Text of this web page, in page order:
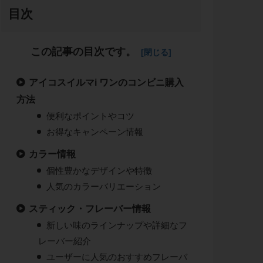
目次
この記事の目次です。
アイコスイルマi ワンのコンビニ購入
方法
便利なポイントやコツ
お得なキャンペーン情報
カラー情報
個性豊かなデザインや特徴
人気のカラーバリエーション
スティック・フレーバー情報
新しい味のラインナップや詳細なフ
レーバー紹介
ユーザーに人気のおすすめフレーバ